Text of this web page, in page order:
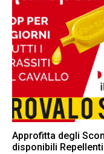
Approfitta degli
disponibili